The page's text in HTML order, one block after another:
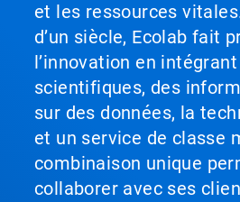
et les ressources
d’un siècle, Ecolab fait
l’innovation en
scientifiques, des
sur des données, la
et un service de classe
combinaison unique
collaborer avec ses